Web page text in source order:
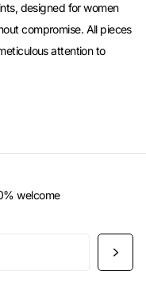
designed for women
compromise. All pieces
attention to
welcome